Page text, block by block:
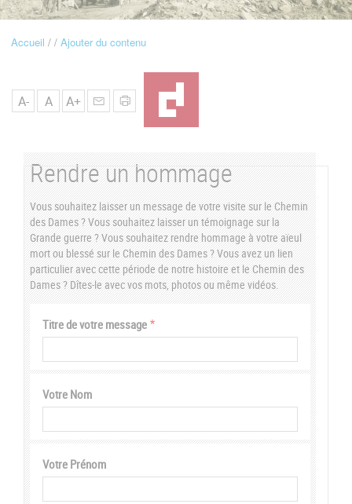
FilAccueil Ajouter du contenu
A- A A+
Rendre un hommage
Vous souhaitez laisser un message de votre visite sur le Chemin
des Dames ? Vous souhaitez laisser un témoignage sur la
Grande guerre ? Vous souhaitez rendre hommage à votre aïeul
mort ou blessé sur le Chemin des Dames ? Vous avez un lien
particulier avec cette période de notre histoire et le Chemin des
Dames ? Dîtes-le avec vos mots, photos ou même vidéos.
Titre de votre message
Votre Nom
Votre Prénom
Vertical
Tabs